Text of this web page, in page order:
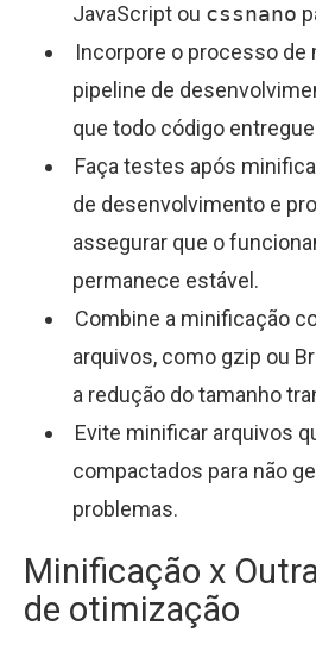
JavaScript ou cssnano
Incorpore o processo de
pipeline de
que todo código
Faça testes após
de desenvolvimento e
assegurar que o
permanece estável.
Combine a minificação
arquivos, como gzip ou
a redução do tamanho
Evite minificar arquivos
compactados para não
problemas.
Minificação x
de otimização